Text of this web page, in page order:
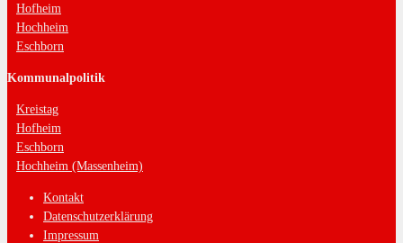
Hofheim
Hochheim
Eschborn
Kommunalpolitik
Kreistag
Hofheim
Eschborn
Hochheim (Massenheim)
Kontakt
Datenschutzerklärung
Impressum